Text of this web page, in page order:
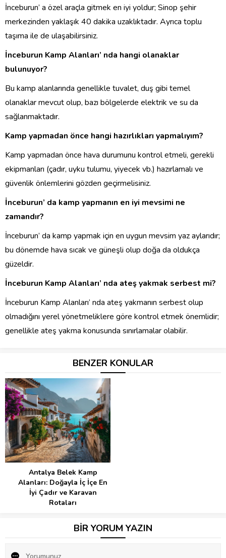
İnceburun’ a özel araçla gitmek en iyi yoldur; Sinop şehir
merkezinden yaklaşık 40 dakika uzaklıktadır. Ayrıca toplu
taşıma ile de ulaşabilirsiniz.
İnceburun Kamp Alanları’ nda hangi olanaklar
bulunuyor?
Bu kamp alanlarında genellikle tuvalet, duş gibi temel
olanaklar mevcut olup, bazı bölgelerde elektrik ve su da
sağlanmaktadır.
Kamp yapmadan önce hangi hazırlıkları yapmalıyım?
Kamp yapmadan önce hava durumunu kontrol etmeli, gerekli
ekipmanları (çadır, uyku tulumu, yiyecek vb.) hazırlamalı ve
güvenlik önlemlerini gözden geçirmelisiniz.
İnceburun’ da kamp yapmanın en iyi mevsimi ne
zamandır?
İnceburun’ da kamp yapmak için en uygun mevsim yaz aylarıdır;
bu dönemde hava sıcak ve güneşli olup doğa da oldukça
güzeldir.
İnceburun Kamp Alanları’ nda ateş yakmak serbest mi?
İnceburun Kamp Alanları’ nda ateş yakmanın serbest olup
olmadığını yerel yönetmeliklere göre kontrol etmek önemlidir;
genellikle ateş yakma konusunda sınırlamalar olabilir.
BENZER KONULAR
Antalya Belek Kamp
Alanları: Doğayla İç İçe En
İyi Çadır ve Karavan
Rotaları
BİR YORUM YAZIN